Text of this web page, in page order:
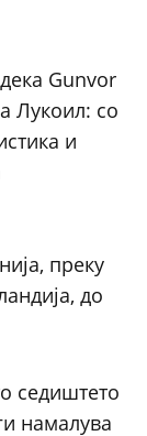
Gunvor
Лукоил: со
и
преку
до
седиштето
намалува